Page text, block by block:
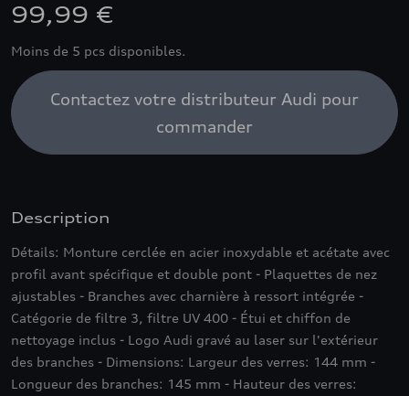
99,99 €
Moins de 5 pcs disponibles.
Contactez votre distributeur Audi pour
commander
Description
Détails: Monture cerclée en acier inoxydable et acétate avec
profil avant spécifique et double pont - Plaquettes de nez
ajustables - Branches avec charnière à ressort intégrée -
Catégorie de filtre 3, filtre UV 400 - Étui et chiffon de
nettoyage inclus - Logo Audi gravé au laser sur l'extérieur
des branches - Dimensions: Largeur des verres: 144 mm -
Longueur des branches: 145 mm - Hauteur des verres: